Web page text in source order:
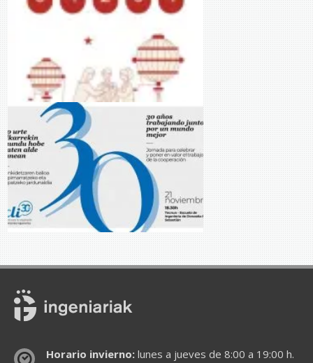
Horario invierno:lunes a jueves de 8:00 a 19:00 h.